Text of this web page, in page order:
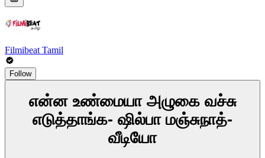
Filmibeat Tamil
Follow
என்ன உண்மையா அழுகை வச்சு
எடுத்தாங்க- ஷில்பா மஞ்சுநாத்-
வீடியோ